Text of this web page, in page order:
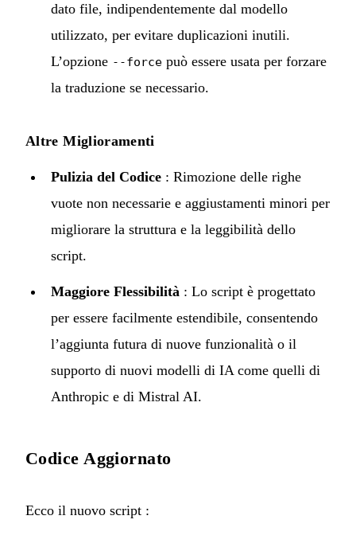
dato file, indipendentemente dal modello
utilizzato, per evitare duplicazioni inutili.
L’opzione --force può essere usata per forzare
la traduzione se necessario.
Altre Miglioramenti
Pulizia del Codice : Rimozione delle righe
vuote non necessarie e aggiustamenti minori per
migliorare la struttura e la leggibilità dello
script.
Maggiore Flessibilità : Lo script è progettato
per essere facilmente estendibile, consentendo
l’aggiunta futura di nuove funzionalità o il
supporto di nuovi modelli di IA come quelli di
Anthropic e di Mistral AI.
Codice Aggiornato
Ecco il nuovo script :